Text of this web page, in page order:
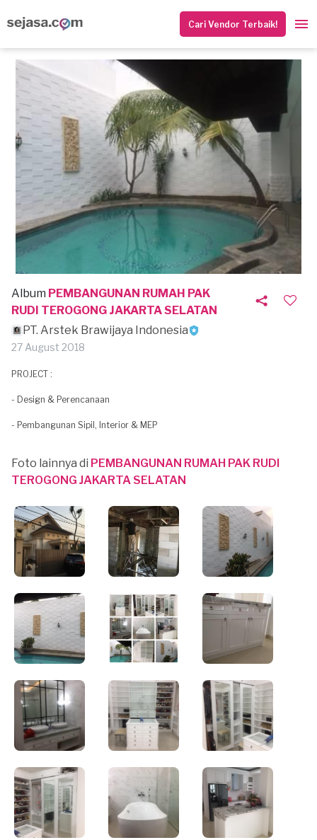
Cari Vendor Terbaik!
Album PEMBANGUNAN RUMAH PAK
RUDI TEROGONG JAKARTA SELATAN
PT. Arstek Brawijaya Indonesia
27 August 2018
PROJECT :
- Design & Perencanaan
- Pembangunan Sipil, Interior & MEP
Foto lainnya di PEMBANGUNAN RUMAH PAK RUDI
TEROGONG JAKARTA SELATAN